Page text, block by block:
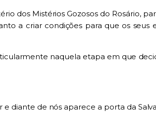
dos Mistérios Gozosos do Rosário,
a criar condições para que os seus
naquela etapa em que
diante de nós aparece a porta da